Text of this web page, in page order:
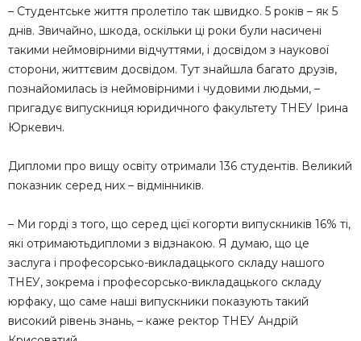
– Студентське життя пролетіло так швидко. 5 років – як 5
днів. Звичайно, шкода, оскільки ці роки були насичені
такими неймовірними відчуттями, і досвідом з наукової
сторони, життєвим досвідом. Тут знайшла багато друзів,
познайомилась із неймовірними і чудовими людьми, –
пригадує випускниця юридичного факультету ТНЕУ Ірина
Юркевич.
Дипломи про вищу освіту отримали 136 студентів. Великий
показник серед них – відмінників.
– Ми горді з того, що серед цієї когорти випускників 16% ті,
які отримаютьдипломи з відзнакою. Я думаю, що це
заслуга і професорсько-викладацького складу нашого
ТНЕУ, зокрема і професорсько-викладацького складу
юрфаку, що саме наші випускники показують такий
високий рівень знань, – каже ректор ТНЕУ Андрій